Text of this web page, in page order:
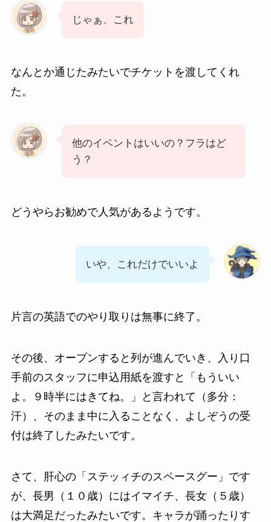
じゃぁ、これ
なんとか通じたみたいでチケットを渡してくれ
た。
他のイベントはいいの？フラはど
う？
どうやらお勧めで人気があるようです。
いや、これだけでいいよ
片言の英語でのやり取りは無事に終了。
その後、オープンすると列が進んでいき、入り口
手前のスタッフに申込用紙を渡すと「もういい
よ。９時半にはきてね。」と言われて（多分：
汗）、そのまま中に入ることなく、よしぞうの受
付は終了したみたいです。
さて、肝心の「ステッィチのスペースグー」です
が、長男（１０歳）にはイマイチ、長女（５歳）
は大満足だったみたいです。キャラが踊ったりす